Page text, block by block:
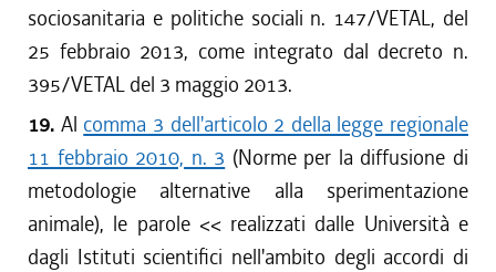
sociosanitaria e politiche sociali n. 147/VETAL, del
25 febbraio 2013, come integrato dal decreto n.
395/VETAL del 3 maggio 2013.
19. Al comma 3 dell'articolo 2 della legge regionale
11 febbraio 2010, n. 3 (Norme per la diffusione di
metodologie alternative alla sperimentazione
animale), le parole << realizzati dalle Università e
dagli Istituti scientifici nell'ambito degli accordi di